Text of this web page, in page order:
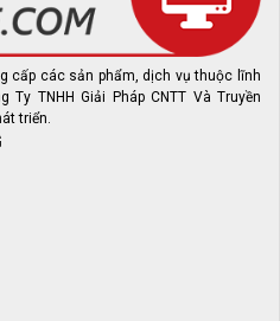
cấp các sản phẩm, dịch vụ thuộc lĩnh
TNHH Giải Pháp CNTT Và Truyền
triển.